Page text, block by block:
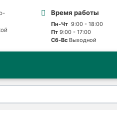
Время работы
Пн-Чт9:00 - 18:00
Пт9:00 - 17:00
Сб-ВсВыходной